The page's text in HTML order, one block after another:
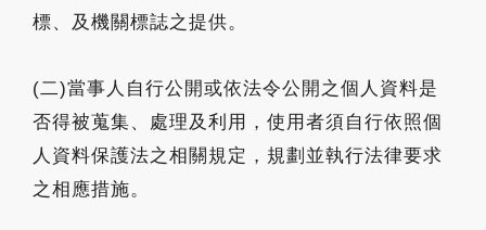
標、及機關標誌之提供。
(二)當事人自行公開或依法令公開之個人資料是
否得被蒐集、處理及利用，使用者須自行依照個
人資料保護法之相關規定，規劃並執行法律要求
之相應措施。